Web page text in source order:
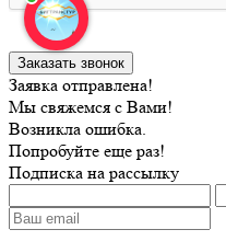
Заявка отправлена!
Мы свяжемся с Вами!
Возникла ошибка.
Попробуйте еще раз!
Подписка на рассылку